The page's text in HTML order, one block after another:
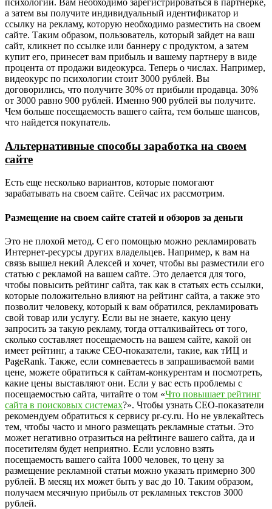
а затем вы получите индивидуальный идентификатор и
ссылку на рекламу, которую необходимо разместить на своем
сайте. Таким образом, пользователь, который зайдет на ваш
сайт, кликнет по ссылке или баннеру с продуктом, а затем
купит его, принесет вам прибыль и вашему партнеру в виде
процента от продажи видеокурса. Теперь о числах. Например,
видеокурс по психологии стоит 3000 рублей. Вы
договорились, что получите 30% от прибыли продавца. 30%
от 3000 равно 900 рублей. Именно 900 рублей вы получите.
Чем больше посещаемость вашего сайта, тем больше шансов,
что найдется покупатель.
Альтернативные способы заработка на своем
сайте
Есть еще несколько вариантов, которые помогают
зарабатывать на своем сайте. Сейчас их рассмотрим.
Размещение на своем сайте статей и обзоров за деньги
Это не плохой метод. С его помощью можно рекламировать
Интернет-ресурсы других владельцев. Например, к вам на
связь вышел некий Алексей и хочет, чтобы вы разместили его
статью с рекламой на вашем сайте. Это делается для того,
чтобы повысить рейтинг сайта, так как в статьях есть ссылки,
которые положительно влияют на рейтинг сайта, а также это
позволит человеку, который к вам обратился, рекламировать
свой товар или услугу. Если вы не знаете, какую цену
запросить за такую рекламу, тогда отталкивайтесь от того,
сколько составляет посещаемость на вашем сайте, какой он
имеет рейтинг, а также СЕО-показатели, такие, как тИЦ и
PageRank. Также, если сомневаетесь в запрашиваемой вами
цене, можете обратиться к сайтам-конкурентам и посмотреть,
какие цены выставляют они. Если у вас есть проблемы с
посещаемостью сайта, читайте о том «Что повышает рейтинг
сайта в поисковых системах?». Чтобы узнать СЕО-показатели
рекомендуем обратиться к сервису pr-cy.ru. Но не увлекайтесь
тем, чтобы часто и много размещать рекламные статьи. Это
может негативно отразиться на рейтинге вашего сайта, да и
посетителям будет неприятно. Если условно взять
посещаемость вашего сайта 1000 человек, то цену за
размещение рекламной статьи можно указать примерно 300
рублей. В месяц их может быть у вас до 10. Таким образом,
получаем месячную прибыль от рекламных текстов 3000
рублей.